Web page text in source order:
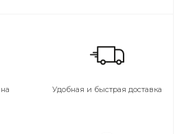
Удобная и быстрая доставка